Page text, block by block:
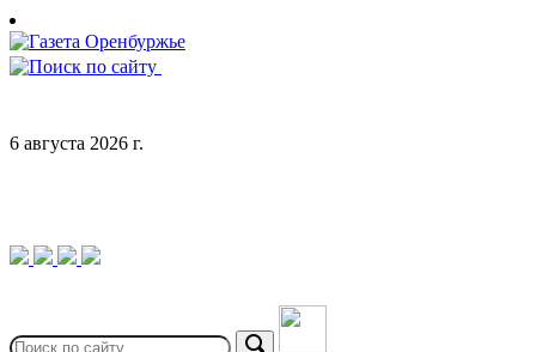
Skip
to
content
6 августа 2026 г.
for:
Search